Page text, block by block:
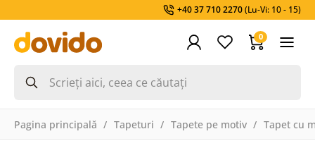
+40 37 710 2270(Lu-Vi: 10 - 15)
0
Pagina principală Tapeturi Tapete pe motiv Tapet cu